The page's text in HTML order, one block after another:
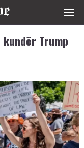
Trump